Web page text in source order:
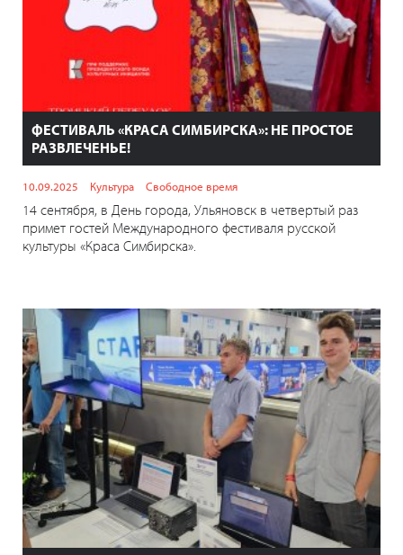
ФЕСТИВАЛЬ «КРАСА СИМБИРСКА»: НЕ ПРОСТОЕ
РАЗВЛЕЧЕНЬЕ!
10.09.2025 Культура Свободное время
14 сентября, в День города, Ульяновск в четвертый раз
примет гостей Международного фестиваля русской
культуры «Краса Симбирска».